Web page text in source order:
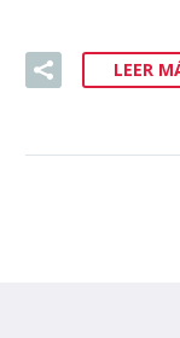
LEER